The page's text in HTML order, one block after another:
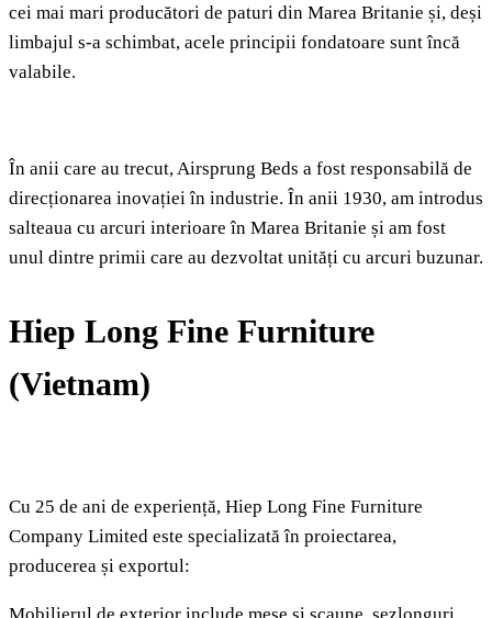
cei mai mari producători de paturi din Marea Britanie și, deși
limbajul s-a schimbat, acele principii fondatoare sunt încă
valabile.
În anii care au trecut, Airsprung Beds a fost responsabilă de
direcționarea inovației în industrie. În anii 1930, am introdus
salteaua cu arcuri interioare în Marea Britanie și am fost
unul dintre primii care au dezvoltat unități cu arcuri buzunar.
Hiep Long Fine Furniture
(Vietnam)
Cu 25 de ani de experiență, Hiep Long Fine Furniture
Company Limited este specializată în proiectarea,
producerea și exportul:
Mobilierul de exterior include mese și scaune, șezlonguri